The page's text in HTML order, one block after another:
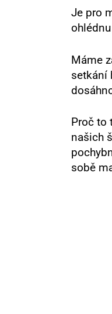
Je pro
Máme
setkání
Proč to
našich
sobě